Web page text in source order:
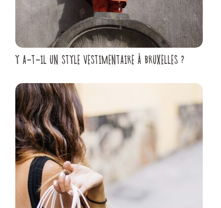
Y A-T-IL UN STYLE VESTIMENTAIRE À BRUXELLES ?